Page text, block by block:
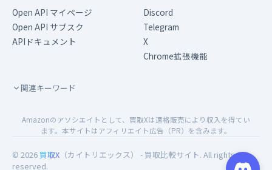
Open API マイページ
Open API サブスク
APIドキュメント
Discord
Telegram
X
Chrome拡張機能
関連キーワード
Amazonのアソシエイトとして、買取Xは適格販売により収入を得てい
ます。本サイトはアフィリエイト広告（PR）を含みます。
© 2026 買取X （カイトリエックス） - 買取比較サイト. All rights
reserved.